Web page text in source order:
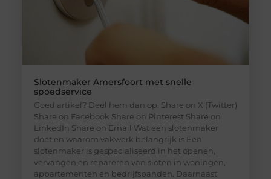
Slotenmaker Amersfoort met snelle
spoedservice
Goed artikel? Deel hem dan op: Share on X (Twitter)
Share on Facebook Share on Pinterest Share on
LinkedIn Share on Email Wat een slotenmaker
doet en waarom vakwerk belangrijk is Een
slotenmaker is gespecialiseerd in het openen,
vervangen en repareren van sloten in woningen,
appartementen en bedrijfspanden. Daarnaast